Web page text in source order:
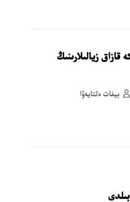
قازاق زيالىلارىنىڭ
بيفات ەلتايەۆا